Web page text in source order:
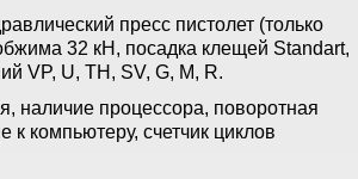
пресс пистолет (только
32 кН, посадка клещей Standart,
VP, U, TH, SV, G, M, R.
наличие процессора, поворотная
к компьютеру, счетчик циклов